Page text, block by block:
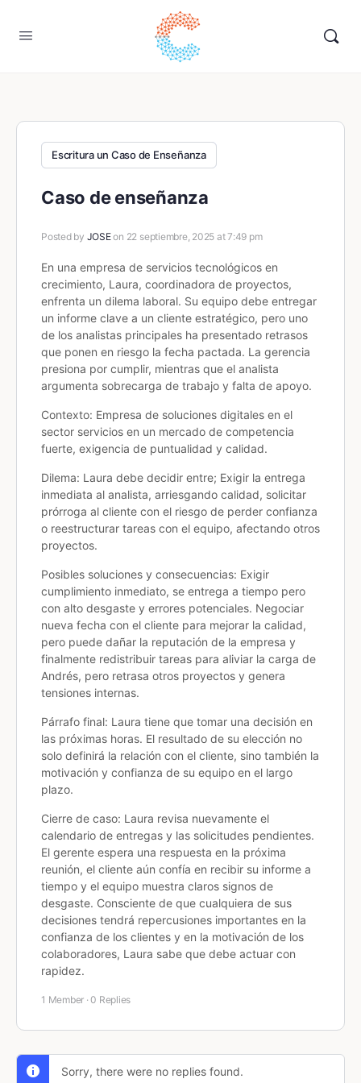
Escritura un Caso de Enseñanza
Caso de enseñanza
Posted by JOSEon 22 septiembre, 2025 at 7:49 pm
En una empresa de servicios tecnológicos en
crecimiento, Laura, coordinadora de proyectos,
enfrenta un dilema laboral. Su equipo debe entregar
un informe clave a un cliente estratégico, pero uno
de los analistas principales ha presentado retrasos
que ponen en riesgo la fecha pactada. La gerencia
presiona por cumplir, mientras que el analista
argumenta sobrecarga de trabajo y falta de apoyo.
Contexto: Empresa de soluciones digitales en el
sector servicios en un mercado de competencia
fuerte, exigencia de puntualidad y calidad.
Dilema: Laura debe decidir entre; Exigir la entrega
inmediata al analista, arriesgando calidad, solicitar
prórroga al cliente con el riesgo de perder confianza
o reestructurar tareas con el equipo, afectando otros
proyectos.
Posibles soluciones y consecuencias: Exigir
cumplimiento inmediato, se entrega a tiempo pero
con alto desgaste y errores potenciales. Negociar
nueva fecha con el cliente para mejorar la calidad,
pero puede dañar la reputación de la empresa y
finalmente redistribuir tareas para aliviar la carga de
Andrés, pero retrasa otros proyectos y genera
tensiones internas.
Párrafo final: Laura tiene que tomar una decisión en
las próximas horas. El resultado de su elección no
solo definirá la relación con el cliente, sino también la
motivación y confianza de su equipo en el largo
plazo.
Cierre de caso: Laura revisa nuevamente el
calendario de entregas y las solicitudes pendientes.
El gerente espera una respuesta en la próxima
reunión, el cliente aún confía en recibir su informe a
tiempo y el equipo muestra claros signos de
desgaste. Consciente de que cualquiera de sus
decisiones tendrá repercusiones importantes en la
confianza de los clientes y en la motivación de los
colaboradores, Laura sabe que debe actuar con
rapidez.
1 Member ·0 Replies
Sorry, there were no replies found.